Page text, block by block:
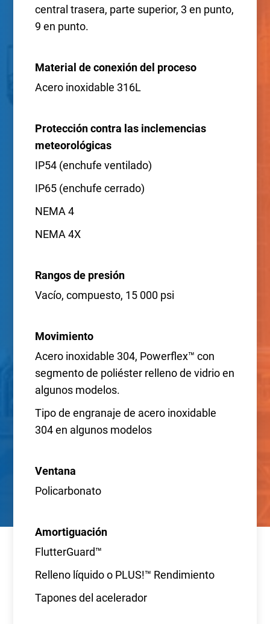
central trasera, parte superior, 3 en punto,
9 en punto.
Material de conexión del proceso
Acero inoxidable 316L
Protección contra las inclemencias
meteorológicas
IP54 (enchufe ventilado)
IP65 (enchufe cerrado)
NEMA 4
NEMA 4X
Rangos de presión
Vacío, compuesto, 15 000 psi
Movimiento
Acero inoxidable 304, Powerflex™ con
segmento de poliéster relleno de vidrio en
algunos modelos.
Tipo de engranaje de acero inoxidable
304 en algunos modelos
Ventana
Policarbonato
Amortiguación
FlutterGuard™
Relleno líquido o PLUS!™ Rendimiento
Tapones del acelerador